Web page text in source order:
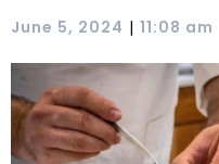
June 5, 2024 | 11:08 am